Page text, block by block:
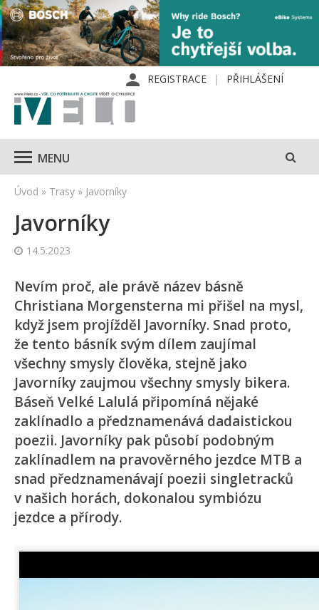
REGISTRACE PŘIHLÁŠENÍ
MENU
Úvod » Trasy » Javorníky
Javorníky
14.5.2023
Nevím proč, ale právě název básně
Christiana Morgensterna mi přišel na mysl,
když jsem projížděl Javorníky. Snad proto,
že tento básník svým dílem zaujímal
všechny smysly člověka, stejně jako
Javorníky zaujmou všechny smysly bikera.
Báseň Velké Lalulá připomíná nějaké
zaklínadlo a předznamenává dadaistickou
poezii. Javorníky pak působí podobným
zaklínadlem na pravověrného jezdce MTB a
snad předznamenávají poezii singletracků
v našich horách, dokonalou symbiózu
jezdce a přírody.